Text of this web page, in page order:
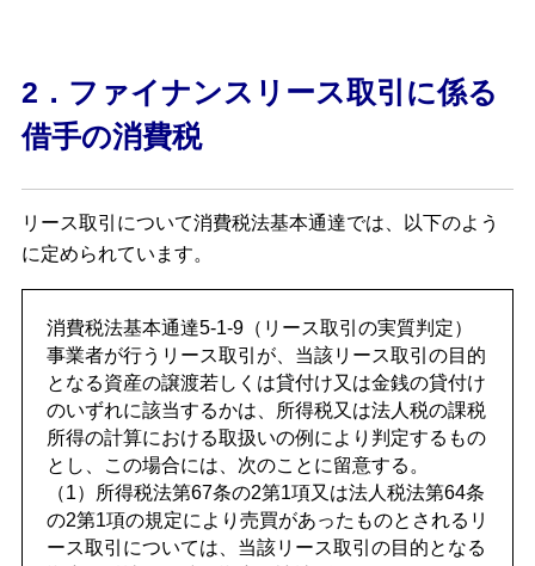
2．ファイナンスリース取引に係る
借手の消費税
リース取引について消費税法基本通達では、以下のよう
に定められています。
消費税法基本通達5-1-9（リース取引の実質判定）
事業者が行うリース取引が、当該リース取引の目的
となる資産の譲渡若しくは貸付け又は金銭の貸付け
のいずれに該当するかは、所得税又は法人税の課税
所得の計算における取扱いの例により判定するもの
とし、この場合には、次のことに留意する。
（1）所得税法第67条の2第1項又は法人税法第64条
の2第1項の規定により売買があったものとされるリ
ース取引については、当該リース取引の目的となる